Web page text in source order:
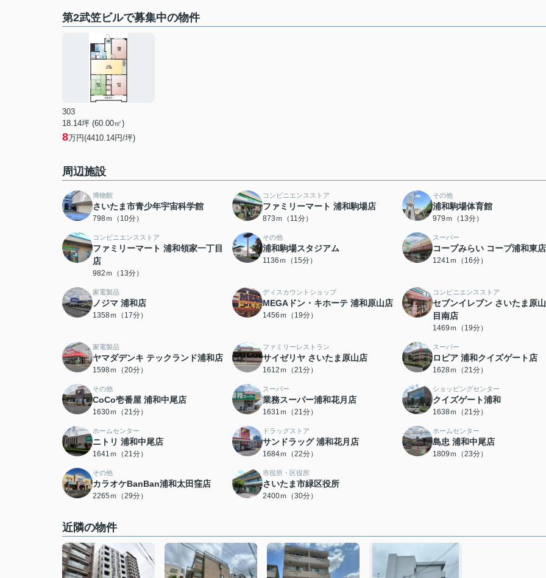
第2武笠ビルで募集中の物件
303
18.14坪 (60.00㎡)
8万円(4410.14円/坪)
周辺施設
博物館
さいたま市青少年宇宙科学館
798ｍ（10分）
コンビニエンスストア
ファミリーマート 浦和駒場店
873ｍ（11分）
その他
浦和駒場体育館
979ｍ（13分）
コンビニエンスストア
ファミリーマート 浦和領家一丁目
店
982ｍ（13分）
その他
浦和駒場スタジアム
1136ｍ（15分）
スーパー
コープみらい コープ浦和東店
1241ｍ（16分）
家電製品
ノジマ 浦和店
1358ｍ（17分）
ディスカウントショップ
MEGAドン・キホーテ 浦和原山店
1456ｍ（19分）
コンビニエンスストア
セブンイレブン さいたま原
目南店
1469ｍ（19分）
家電製品
ヤマダデンキ テックランド浦和店
1598ｍ（20分）
ファミリーレストラン
サイゼリヤ さいたま原山店
1612ｍ（21分）
スーパー
ロピア 浦和クイズゲート店
1628ｍ（21分）
その他
CoCo壱番屋 浦和中尾店
1630ｍ（21分）
スーパー
業務スーパー浦和花月店
1631ｍ（21分）
ショッピングセンター
クイズゲート浦和
1638ｍ（21分）
ホームセンター
ニトリ 浦和中尾店
1641ｍ（21分）
ドラッグストア
サンドラッグ 浦和花月店
1684ｍ（22分）
ホームセンター
島忠 浦和中尾店
1809ｍ（23分）
その他
カラオケBanBan浦和太田窪店
2265ｍ（29分）
市役所・区役所
さいたま市緑区役所
2400ｍ（30分）
近隣の物件